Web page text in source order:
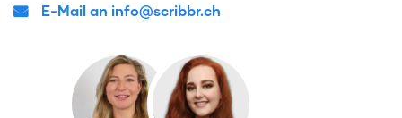
E-Mail an info@scribbr.ch